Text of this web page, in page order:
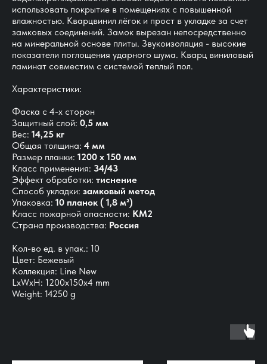
использовать покрытие в помещениях с повышенной
влажностью. Кварцвинил лёгок и прост в укладке за счет
замковых соединений. Замок вырезан непосредственно
на минеральной основе плиты. Звукоизоляция - высокие
показатели поглощения ударного шума. Кварц виниловый
ламинат совместим с системой теплый пол.
Характеристики:
Фаска с 4-х сторон
Защитный слой: 0,5 мм
Вес: 14,25 кг
Общая толщина: 4 мм
Размер планки: 1200 х 150 мм
Класс применения: 34/43
Эффект обработки: тиснение
Способ укладки: замковый метод
Упаковка: 10 планок ( 1,8 м²)
Класс пожарной опасности: КМ2
Страна производства: Россия
Кол-во ед. в упак.: 10
Цвет: Бежевый
Коллекция: Line New
LxWxH: 1200x150x4 mm
Weight: 14250 g